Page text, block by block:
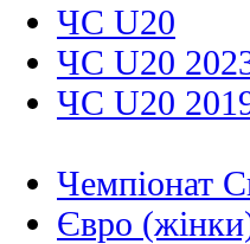
ЧС U20
ЧС U20
ЧС U20
Чемпіонат
Євро